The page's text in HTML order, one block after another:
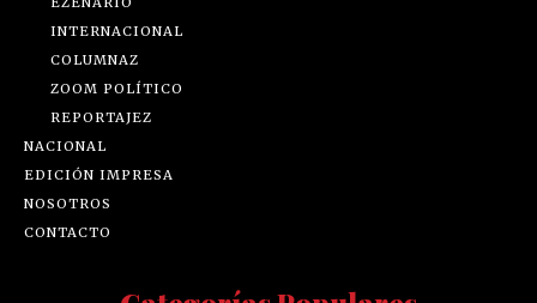
INTERNACIONAL
COLUMNAZ
ZOOM POLÍTICO
REPORTAJEZ
NACIONAL
EDICIÓN IMPRESA
NOSOTROS
CONTACTO